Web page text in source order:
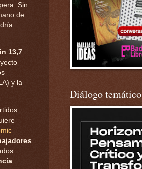
Sin
de
13,7
y la
Diálogo temático